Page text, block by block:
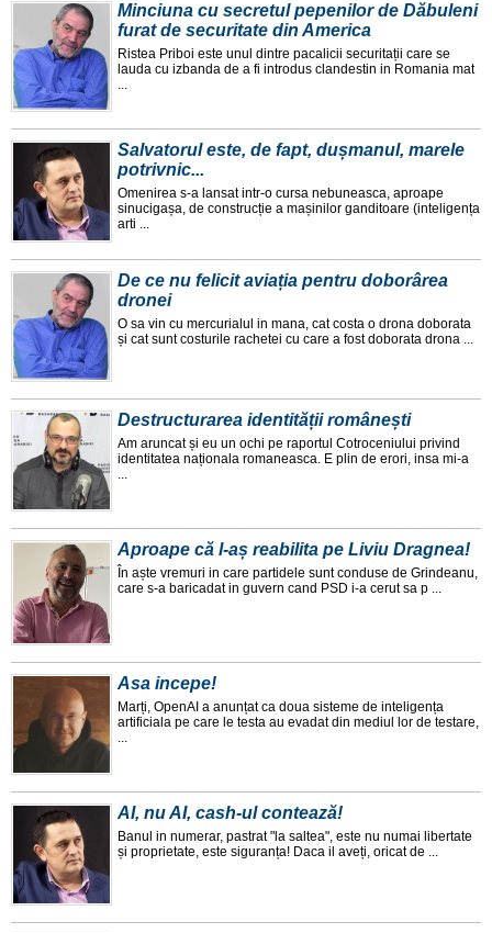
Minciuna cu secretul pepenilor de Dăbuleni
furat de securitate din America
Ristea Priboi este unul dintre pacalicii securitații care se
lauda cu izbanda de a fi introdus clandestin in Romania mat
...
Salvatorul este, de fapt, dușmanul, marele
potrivnic...
Omenirea s-a lansat intr-o cursa nebuneasca, aproape
sinucigașa, de construcție a mașinilor ganditoare (inteligența
arti ...
De ce nu felicit aviația pentru doborârea
dronei
O sa vin cu mercurialul in mana, cat costa o drona doborata
și cat sunt costurile rachetei cu care a fost doborata drona ...
Destructurarea identității românești
Am aruncat și eu un ochi pe raportul Cotroceniului privind
identitatea naționala romaneasca. E plin de erori, insa mi-a
...
Aproape că l-aș reabilita pe Liviu Dragnea!
În aște vremuri in care partidele sunt conduse de Grindeanu,
care s-a baricadat in guvern cand PSD i-a cerut sa p ...
Asa incepe!
Marți, OpenAI a anunțat ca doua sisteme de inteligența
artificiala pe care le testa au evadat din mediul lor de testare,
...
AI, nu AI, cash-ul contează!
Banul in numerar, pastrat "la saltea", este nu numai libertate
și proprietate, este siguranța! Daca il aveți, oricat de ...